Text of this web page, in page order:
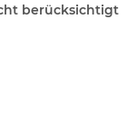
berücksichtigt